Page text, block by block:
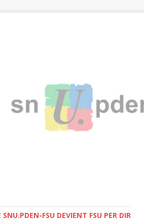
SNU.PDEN-FSU DEVIENT FSU PER DIR